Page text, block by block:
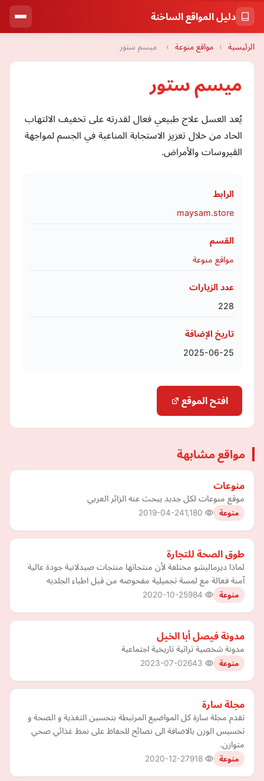
دليل المواقع الساخنة
الرئيسية › مواقع منوعة › ميسم ستور
ميسم ستور
يُعد العسل علاج طبيعي فعال لقدرته على تخفيف الالتهاب
الحاد من خلال تعزيز الاستجابة المناعية في الجسم لمواجهة
الڤيروسات والأمراض.
الرابط
maysam.store
القسم
مواقع منوعة
عدد الزيارات
228
تاريخ الإضافة
2025-06-25
افتح الموقع
مواقع مشابهة
منوعات
موقع منوعات لكل جديد يبحث عنه الزائر العربي
منوعة 2019-04-24
طوق الصحة للتجارة
لماذا ديرماليشو مختلفة لأن منتجاتها منتجات صيدلانية جودة عالية
آمنة فعالة مع لمسة تجميلية مفحوصه من قبل اطباء الجلديه
منوعة 2020-10-25
مدونة فيصل أبا الخيل
مدونة شخصية تراثية تاريخية اجتماعية
منوعة 2023-07-02
مجلة سارة
تقدم مجلة سارة كل المواضيع المرتبطة بتحسين التغذية و الصحة و
تخسيس الوزن بالاضافة الى نصائح للحفاظ على نمط غذائي صحي
متوازن.
منوعة 2020-12-27